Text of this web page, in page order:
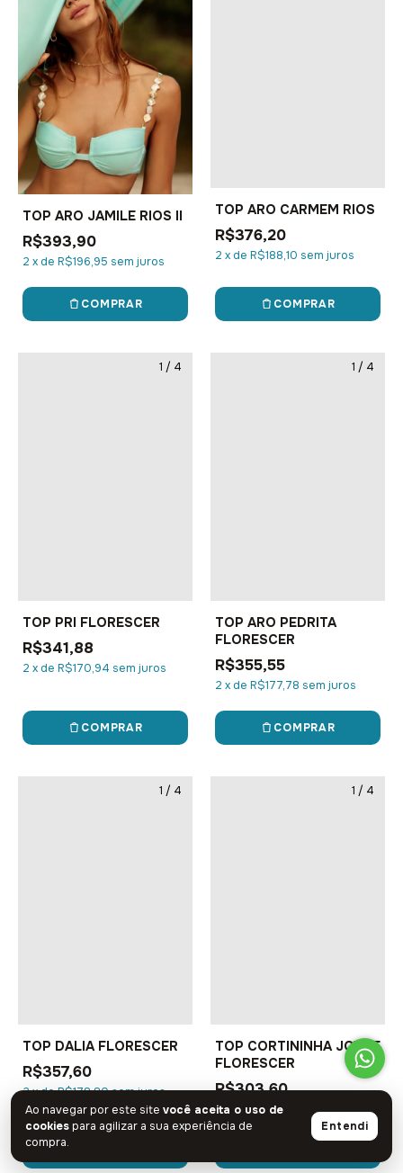
Ao navegar por este site você aceita o uso de
cookiespara agilizar a sua experiência de
compra.
Entendi
TOP ARO JAMILE RIOS II
R$393,90
2 xde R$196,95 sem juros
COMPRAR
TOP ARO CARMEM RIOS
R$376,20
2 xde R$188,10 sem juros
COMPRAR
1 / 4
TOP PRI FLORESCER
R$341,88
2 xde R$170,94 sem juros
COMPRAR
1 / 4
TOP ARO PEDRITA
FLORESCER
R$355,55
2 xde R$177,78 sem juros
COMPRAR
1 / 4
TOP DALIA FLORESCER
R$357,60
2xdeR$178,80sem juros
1 / 4
TOP CORTININHA JOYCE
FLORESCER
R$303,60
2x deR$151,80 sem juros